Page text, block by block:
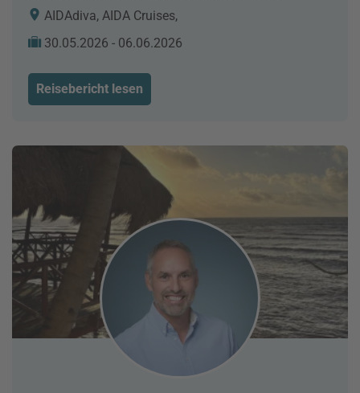
AIDAdiva, AIDA Cruises,
30.05.2026 - 06.06.2026
Reisebericht lesen